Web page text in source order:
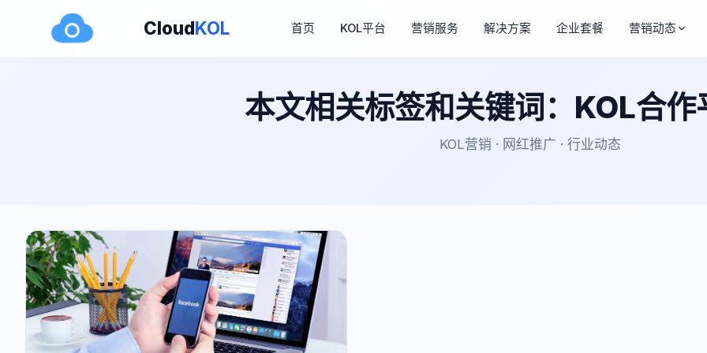
CloudKOL 首页 KOL平台 营销服务 解决方案 企业套餐 营销动态
本文相关标签和关键词：KOL合作
KOL营销 · 网红推广 · 行业动态